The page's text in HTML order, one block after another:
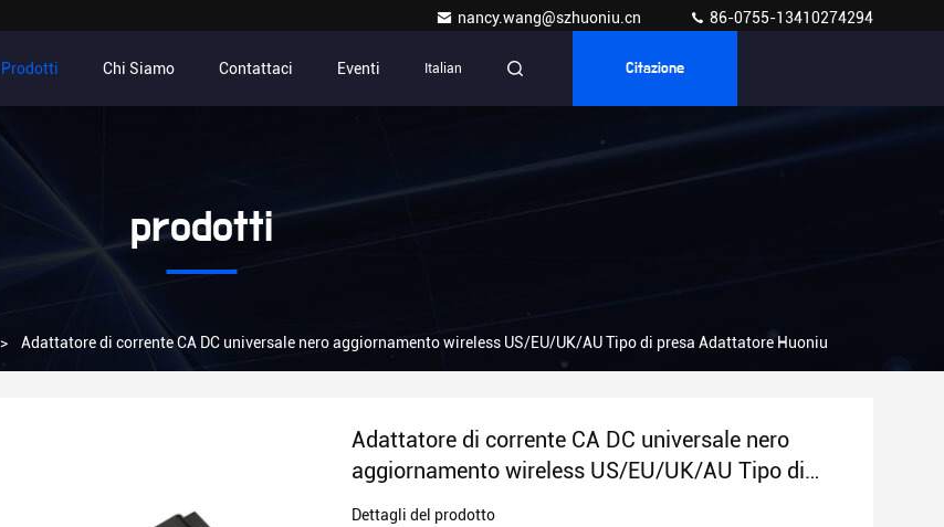
nancy.wang@szhuoniu.cn 86-0755-13410274294
Prodotti Chi Siamo Contattaci Eventi Italian Citazione
prodotti
> Adattatore di corrente CA DC universale nero aggiornamento wireless US/EU/UK/AU Tipo di presa Adattatore Huoniu
Adattatore di corrente CA DC universale nero
aggiornamento wireless US/EU/UK/AU Tipo di
presa Adattatore Huoniu
Dettagli del prodotto